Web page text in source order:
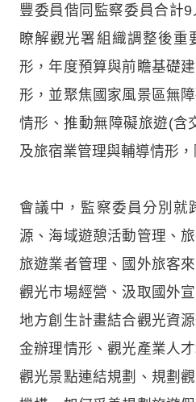
豐委員偕同監察委員合計9
瞭解觀光署組織調整後重
形，年度預算與前瞻基礎
形，並聚焦國家風景區無
情形、推動無障礙旅遊(含
及旅宿業管理與輔導情形
會議中，監察委員分別就
源、海域遊憩活動管理、
旅遊業者管理、國外旅客
觀光市場經營、汲取國外
地方創生計畫結合觀光資
金辦理情形、觀光產業人
觀光景點連結規劃、規劃